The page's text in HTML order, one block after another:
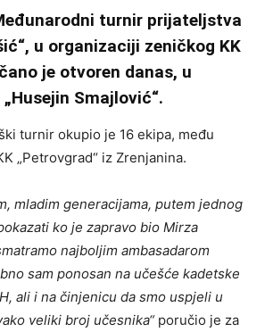
turnir prijateljstva
u organizaciji zeničkog KK
je otvoren danas, u
Smajlović“.
turnir okupio je 16 ekipa, među
„Petrovgrad“ iz Zrenjanina.
mladim generacijama, putem jednog
ko je zapravo bio Mirza
najboljim ambasadarom
sam ponosan na učešće kadetske
ali i na činjenicu da smo uspjeli u
veliki broj učesnika“poručio je za